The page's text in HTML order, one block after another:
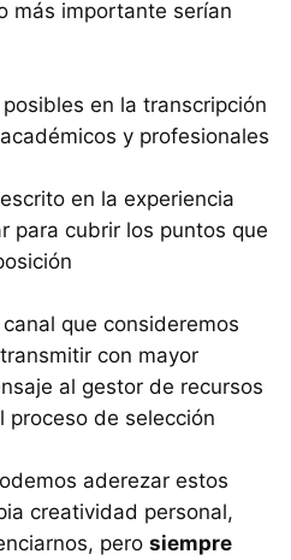
más importante serían
en la transcripción
y profesionales
en la experiencia
para cubrir los puntos que
que consideremos
con mayor
al gestor de recursos
proceso de selección
aderezar estos
creatividad personal,
pero siempre